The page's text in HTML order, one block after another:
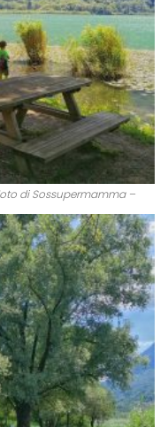
di Sossupermamma –